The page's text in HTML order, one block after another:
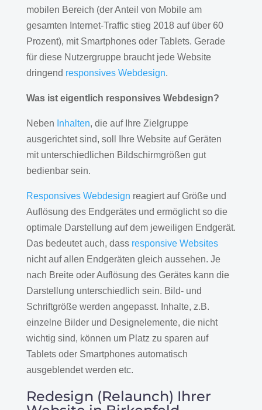
mobilen Bereich (der Anteil von Mobile am
gesamten Internet-Traffic stieg 2018 auf über 60
Prozent), mit Smartphones oder Tablets. Gerade
für diese Nutzergruppe braucht jede Website
dringend responsives Webdesign.
Was ist eigentlich responsives Webdesign?
Neben Inhalten, die auf Ihre Zielgruppe
ausgerichtet sind, soll Ihre Website auf Geräten
mit unterschiedlichen Bildschirmgrößen gut
bedienbar sein.
Responsives Webdesign reagiert auf Größe und
Auflösung des Endgerätes und ermöglicht so die
optimale Darstellung auf dem jeweiligen Endgerät.
Das bedeutet auch, dass responsive Websites
nicht auf allen Endgeräten gleich aussehen. Je
nach Breite oder Auflösung des Gerätes kann die
Darstellung unterschiedlich sein. Bild- und
Schriftgröße werden angepasst. Inhalte, z.B.
einzelne Bilder und Designelemente, die nicht
wichtig sind, können um Platz zu sparen auf
Tablets oder Smartphones automatisch
ausgeblendet werden etc.
Redesign (Relaunch) Ihrer